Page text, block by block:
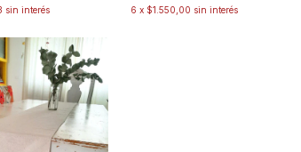
sin interés
6 x $1.550,00 sin interés